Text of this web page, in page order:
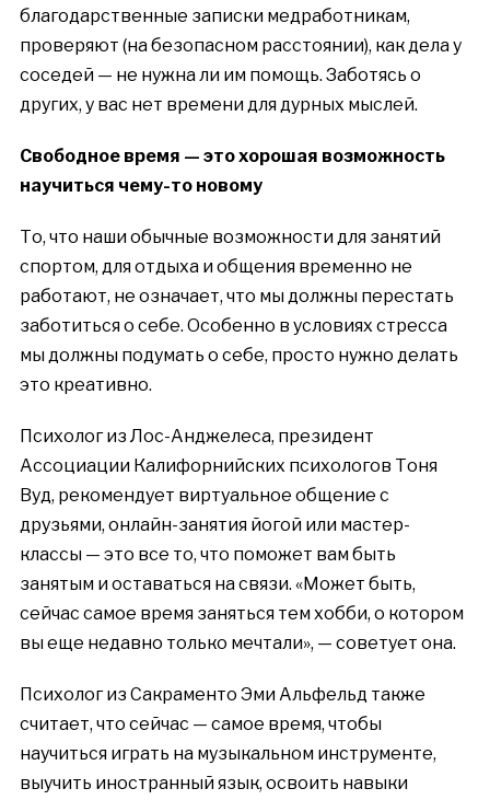
благодарственные записки медработникам,
проверяют (на безопасном расстоянии), как дела у
соседей — не нужна ли им помощь. Заботясь о
других, у вас нет времени для дурных мыслей.
Свободное время — это хорошая возможность
научиться чему-то новому
То, что наши обычные возможности для занятий
спортом, для отдыха и общения временно не
работают, не означает, что мы должны перестать
заботиться о себе. Особенно в условиях стресса
мы должны подумать о себе, просто нужно делать
это креативно.
Психолог из Лос-Анджелеса, президент
Ассоциации Калифорнийских психологов Тоня
Вуд, рекомендует виртуальное общение с
друзьями, онлайн-занятия йогой или мастер-
классы — это все то, что поможет вам быть
занятым и оставаться на связи. «Может быть,
сейчас самое время заняться тем хобби, о котором
вы еще недавно только мечтали», — советует она.
Психолог из Сакраменто Эми Альфельд также
считает, что сейчас — самое время, чтобы
научиться играть на музыкальном инструменте,
выучить иностранный язык, освоить навыки